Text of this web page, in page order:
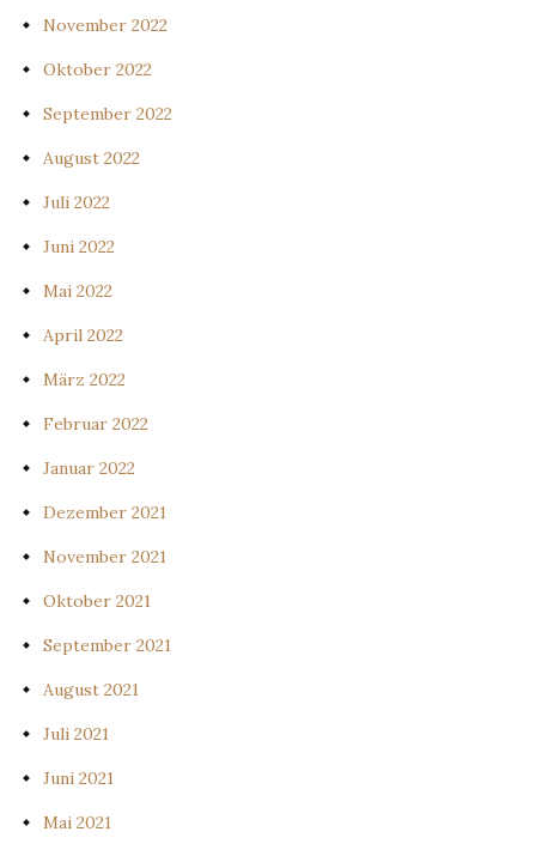
November 2022
Oktober 2022
September 2022
August 2022
Juli 2022
Juni 2022
Mai 2022
April 2022
März 2022
Februar 2022
Januar 2022
Dezember 2021
November 2021
Oktober 2021
September 2021
August 2021
Juli 2021
Juni 2021
Mai 2021